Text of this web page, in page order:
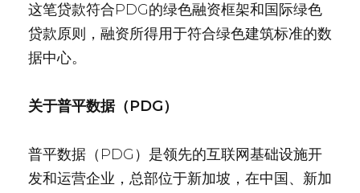
这笔贷款符合PDG的绿色融资框架和国际绿色
贷款原则，融资所得用于符合绿色建筑标准的数
据中心。
关于普平数据（PDG）
普平数据（PDG）是领先的互联网基础设施开
发和运营企业，总部位于新加坡，在中国、新加